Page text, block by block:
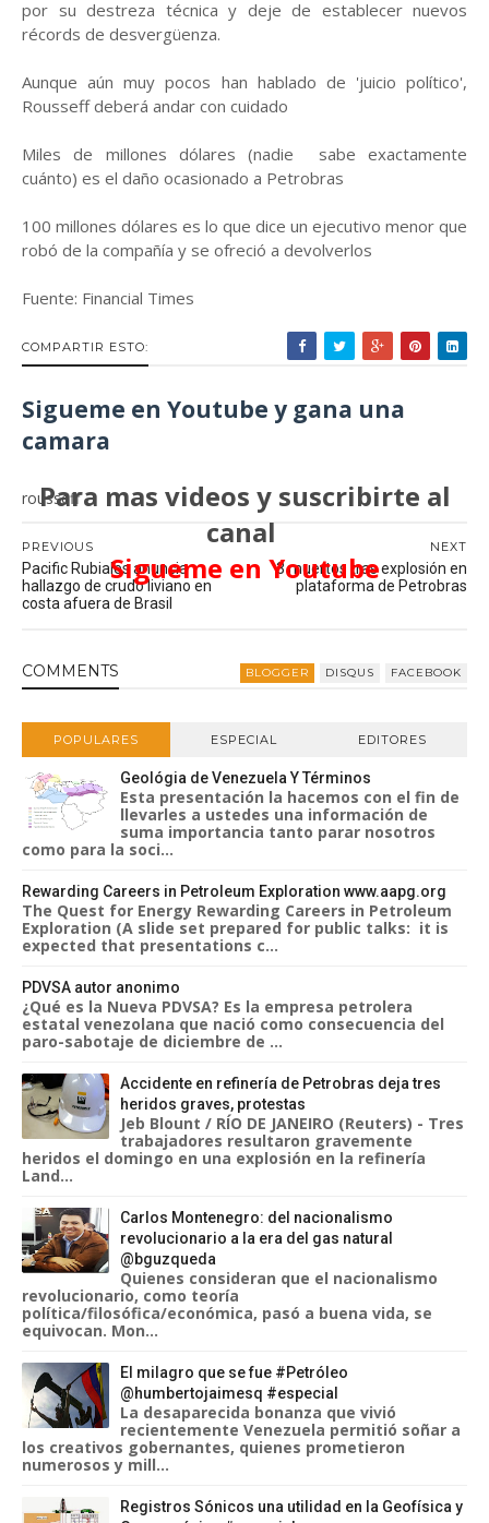
por su destreza técnica y deje de establecer nuevos
récords de desvergüenza.
Aunque aún muy pocos han hablado de 'juicio político',
Rousseff deberá andar con cuidado
Miles de millones dólares (nadie sabe exactamente
cuánto) es el daño ocasionado a Petrobras
100 millones dólares es lo que dice un ejecutivo menor que
robó de la compañía y se ofreció a devolverlos
Fuente: Financial Times
COMPARTIR ESTO:
Sigueme en Youtube y gana una
camara
Para mas videos y suscribirte al
canal
Sigueme en Youtube
rousseff
NEXT
3 muertos tras explosión en
plataforma de Petrobras
PREVIOUS
Pacific Rubiales anuncia
hallazgo de crudo liviano en
costa afuera de Brasil
COMMENTS BLOGGER DISQUS FACEBOOK
POPULARES ESPECIAL EDITORES
Geológia de Venezuela Y Términos
Esta presentación la hacemos con el fin de
llevarles a ustedes una información de
suma importancia tanto parar nosotros
como para la soci...
Rewarding Careers in Petroleum Exploration www.aapg.org
The Quest for Energy Rewarding Careers in Petroleum
Exploration (A slide set prepared for public talks: it is
expected that presentations c...
PDVSA autor anonimo
¿Qué es la Nueva PDVSA? Es la empresa petrolera
estatal venezolana que nació como consecuencia del
paro-sabotaje de diciembre de ...
Accidente en refinería de Petrobras deja tres
heridos graves, protestas
Jeb Blount / RÍO DE JANEIRO (Reuters) - Tres
trabajadores resultaron gravemente
heridos el domingo en una explosión en la refinería
Land...
Carlos Montenegro: del nacionalismo
revolucionario a la era del gas natural
@bguzqueda
Quienes consideran que el nacionalismo
revolucionario, como teoría
política/filosófica/económica, pasó a buena vida, se
equivocan. Mon...
El milagro que se fue #Petróleo
@humbertojaimesq #especial
La desaparecida bonanza que vivió
recientemente Venezuela permitió soñar a
los creativos gobernantes, quienes prometieron
numerosos y mill...
Registros Sónicos una utilidad en la Geofísica y